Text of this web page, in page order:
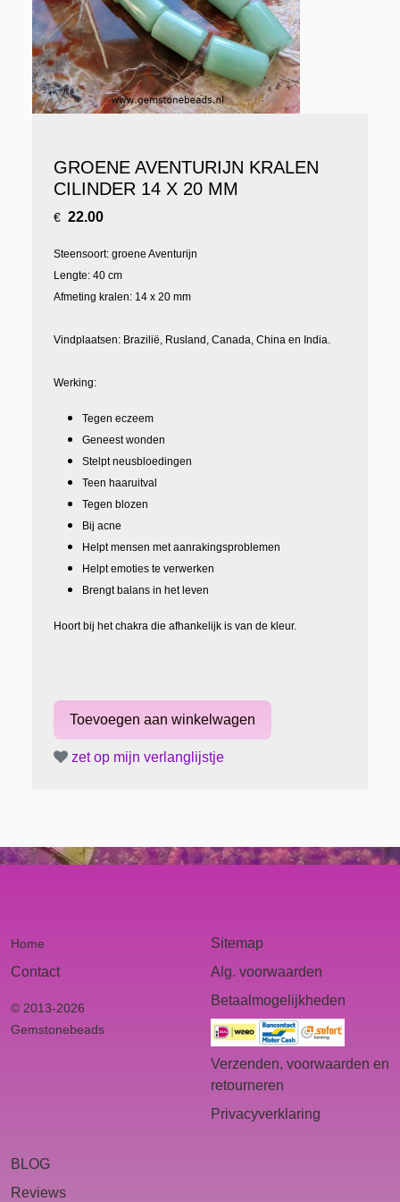
GROENE AVENTURIJN KRALEN
CILINDER 14 X 20 MM
€ 22.00
Steensoort: groene Aventurijn
Lengte: 40 cm
Afmeting kralen: 14 x 20 mm
Vindplaatsen: Brazilië, Rusland, Canada, China en India.
Werking:
Tegen eczeem
Geneest wonden
Stelpt neusbloedingen
Teen haaruitval
Tegen blozen
Bij acne
Helpt mensen met aanrakingsproblemen
Helpt emoties te verwerken
Brengt balans in het leven
Hoort bij het chakra die afhankelijk is van de kleur.
zet op mijn verlanglijstje
Home
Contact
© 2013-2026
Gemstonebeads
Sitemap
Alg. voorwaarden
Betaalmogelijkheden
Verzenden, voorwaarden en
retourneren
Privacyverklaring
BLOG
Reviews